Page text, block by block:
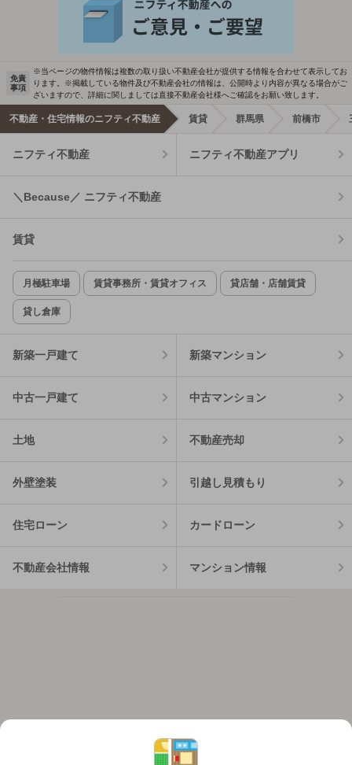
免責
事項
※当ページの物件情報は複数の取り扱い不動産会社が提供する情報を合わせて表示してお
ります。※掲載している物件及び不動産会社の情報は、公開時より内容が異なる場合がご
ざいますので、詳細に関しましては直接不動産会社様へご確認をお願い致します。
不動産・住宅情報のニフティ不動産 賃貸 群馬県 前橋市
ニフティ不動産 ニフティ不動産アプリ
＼Because／ ニフティ不動産
賃貸
月極駐車場 賃貸事務所・賃貸オフィス 貸店舗・店舗賃貸
貸し倉庫
新築一戸建て 新築マンション
中古一戸建て 中古マンション
土地 不動産売却
外壁塗装 引越し見積もり
住宅ローン カードローン
不動産会社情報 マンション情報